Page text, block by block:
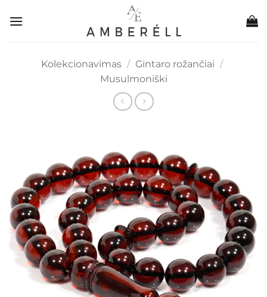
Kolekcionavimas / Gintaro rožančiai /
Musulmoniški